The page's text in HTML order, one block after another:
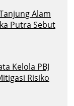
Alam
Putra Sebut
Kelola PBJ
Risiko